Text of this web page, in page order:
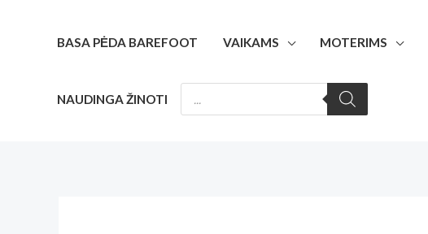
BASA PĖDA BAREFOOT VAIKAMS MOTERIMS
NAUDINGA ŽINOTI
PRODUCTS
SEARCH